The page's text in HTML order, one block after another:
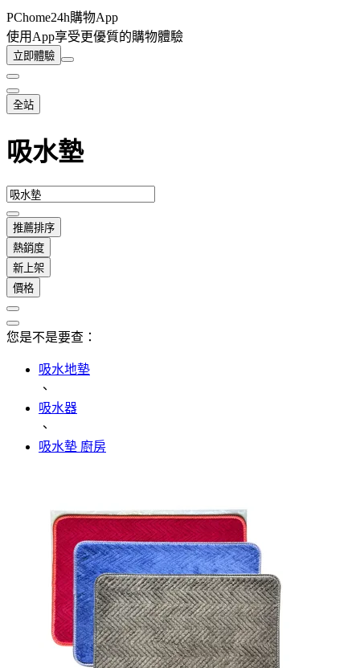
PChome24h購物App
使用App享受更優質的購物體驗
立即體驗
全站
吸水墊
推薦排序
熱銷度
新上架
價格
您是不是要查：
吸水地墊
、
吸水器
、
吸水墊 廚房